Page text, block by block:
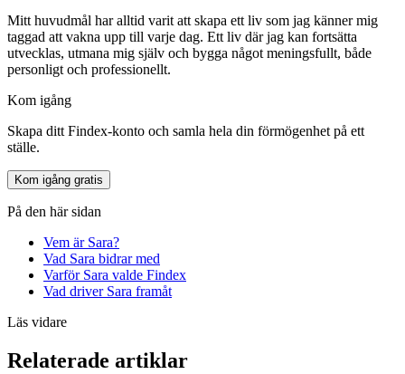
Mitt huvudmål har alltid varit att skapa ett liv som jag känner mig
taggad att vakna upp till varje dag. Ett liv där jag kan fortsätta
utvecklas, utmana mig själv och bygga något meningsfullt, både
personligt och professionellt.
Kom igång
Skapa ditt Findex-konto och samla hela din förmögenhet på ett
ställe.
Kom igång gratis
På den här sidan
Vem är Sara?
Vad Sara bidrar med
Varför Sara valde Findex
Vad driver Sara framåt
Läs vidare
Relaterade artiklar